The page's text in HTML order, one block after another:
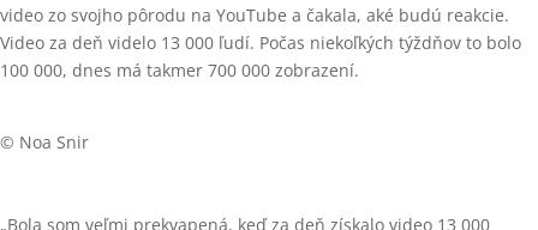
video zo svojho pôrodu na YouTube a čakala, aké budú reakcie.
Video za deň videlo 13 000 ľudí. Počas niekoľkých týždňov to bolo
100 000, dnes má takmer 700 000 zobrazení.
© Noa Snir
„Bola som veľmi prekvapená, keď za deň získalo video 13 000